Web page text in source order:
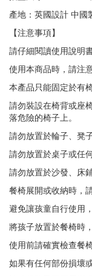
產地：英國設計 中國
【注意事項】
請仔細閱讀使用說明
使用本商品時，請注
本產品只能固定於有
請勿裝設在椅背或座
落危險的椅子上。
請勿放置於輪子、凳
請勿放置於桌子或任
請勿放置於沙發、床
餐椅展開或收納時，
避免讓孩童自行使用
將孩子放置於餐椅時
使用前請確實檢查餐
如果有任何部份損壞